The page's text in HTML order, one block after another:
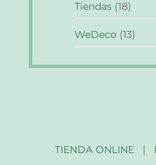
Tiendas (18)
WeDeco (13)
TIENDA ONLINE|